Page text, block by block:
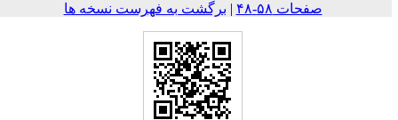
صفحات ۵۸-۴۸
|برگشت به فهرست نسخه ها